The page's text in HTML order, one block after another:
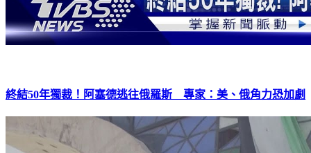
終結50年獨裁！阿塞德逃往俄羅斯 專家：美、俄角力恐加劇